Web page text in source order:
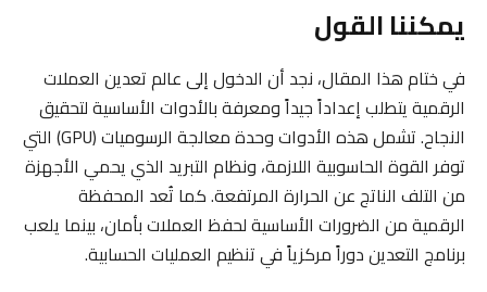
يمكننا القول
في ختام هذا المقال، نجد أن الدخول إلى عالم تعدين العملات
الرقمية يتطلب إعداداً جيداً ومعرفة بالأدوات الأساسية لتحقيق
النجاح. تشمل هذه الأدوات وحدة معالجة الرسوميات (GPU) التي
توفر القوة الحاسوبية اللازمة، ونظام التبريد الذي يحمي الأجهزة
من التلف الناتج عن الحرارة المرتفعة. كما تُعد المحفظة
الرقمية من الضرورات الأساسية لحفظ العملات بأمان، بينما يلعب
برنامج التعدين دوراً مركزياً في تنظيم العمليات الحسابية.